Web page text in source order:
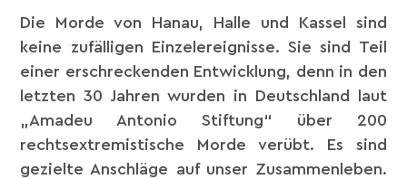
Die Morde von Hanau, Halle und Kassel sind
keine zufälligen Einzelereignisse. Sie sind Teil
einer erschreckenden Entwicklung, denn in den
letzten 30 Jahren wurden in Deutschland laut
„Amadeu Antonio Stiftung“ über 200
rechtsextremistische Morde verübt. Es sind
gezielte Anschläge auf unser Zusammenleben.